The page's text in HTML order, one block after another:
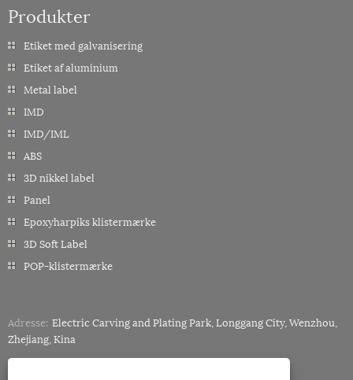
Produkter
Etiket med galvanisering
Etiket af aluminium
Metal label
IMD
IMD/IML
ABS
3D nikkel label
Panel
Epoxyharpiks klistermærke
3D Soft Label
POP-klistermærke
Adresse: Electric Carving and Plating Park, Longgang City, Wenzhou,
Zhejiang, Kina
Tlf: +86-18858882057